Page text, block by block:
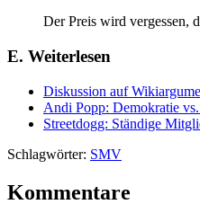
Der Preis wird vergessen,
E. Weiterlesen
Diskussion auf
Andi Popp: Demokratie
Streetdogg: Ständige
Schlagwörter: SMV
Kommentare